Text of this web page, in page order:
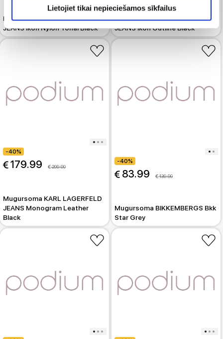
Lietojiet tikai nepieciešamos sīkfailus
Mugursoma KARL LAGERFELD
JEANS Ikon Nylon Tonal Black
Mugursoma KARL LAGERFELD
JEANS Ikon Outline Black
-40%
179.99 299.99
Mugursoma KARL LAGERFELD
JEANS Monogram Leather
Black
-40%
83.99 139.99
Mugursoma BIKKEMBERGS Bkk
Star Grey